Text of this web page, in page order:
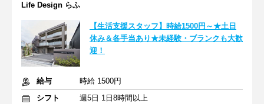
Life Design らふ
【生活支援スタッフ】時給1500円～★土日
休み＆各手当あり★未経験・ブランクも大歓
迎！
給与
時給 1500円
シフト
週5日 1日8時間以上